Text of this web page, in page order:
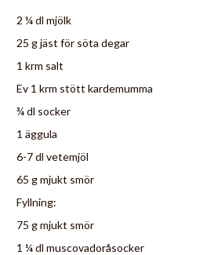
2 ¼ dl mjölk
25 g jäst för söta degar
1 krm salt
Ev 1 krm stött kardemumma
¾ dl socker
1 äggula
6-7 dl vetemjöl
65 g mjukt smör
Fyllning:
75 g mjukt smör
1 ¼ dl muscovadoråsocker